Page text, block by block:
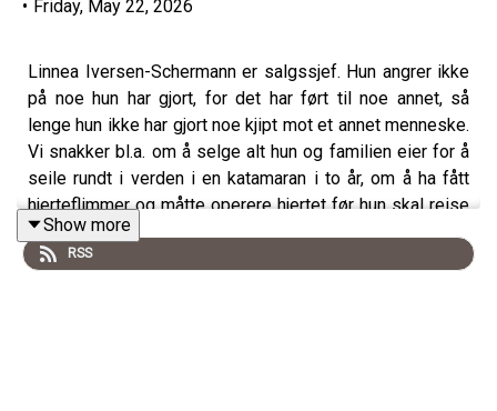
• Friday, May 22, 2026
Linnea Iversen-Schermann er salgssjef. Hun angrer ikke
på noe hun har gjort, for det har ført til noe annet, så
lenge hun ikke har gjort noe kjipt mot et annet menneske.
Vi snakker bl.a. om å selge alt hun og familien eier for å
seile rundt i verden i en katamaran i to år, om å ha fått
hjerteflimmer og måtte operere hjertet før hun skal reise
med familien på bokstavelig talt ukjent farvann, om å ha
vært sammen med mannen sin i 17 år og etter at de fikk
Show more
RSS